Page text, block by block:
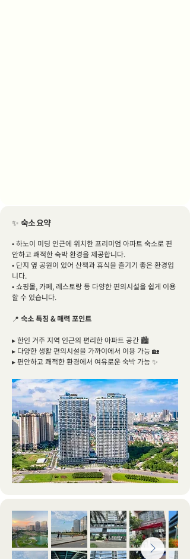
✨ 숙소 요약
• 하노이 미딩 인근에 위치한 프리미엄 아파트 숙소로 편
안하고 쾌적한 숙박 환경을 제공합니다.
• 단지 옆 공원이 있어 산책과 휴식을 즐기기 좋은 환경입
니다.
• 쇼핑몰, 카페, 레스토랑 등 다양한 편의시설을 쉽게 이용
할 수 있습니다.
📍 숙소 특징 & 매력 포인트
▸ 한인 거주 지역 인근의 편리한 아파트 공간 🏙️
▸ 다양한 생활 편의시설을 가까이에서 이용 가능 🏡
▸ 편안하고 쾌적한 환경에서 여유로운 숙박 가능 ✨